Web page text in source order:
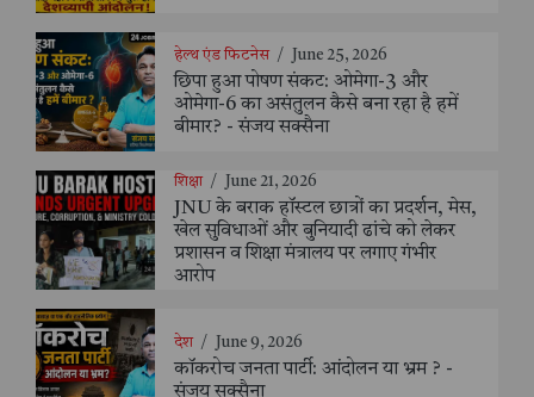
हेल्थ एंड फिटनेस / June 25, 2026
छिपा हुआ पोषण संकट: ओमेगा-3 और
ओमेगा-6 का असंतुलन कैसे बना रहा है हमें
बीमार? - संजय सक्सैना
शिक्षा / June 21, 2026
JNU के बराक हॉस्टल छात्रों का प्रदर्शन, मेस,
खेल सुविधाओं और बुनियादी ढांचे को लेकर
प्रशासन व शिक्षा मंत्रालय पर लगाए गंभीर
आरोप
देश / June 9, 2026
कॉकरोच जनता पार्टी: आंदोलन या भ्रम ? -
संजय सक्सैना